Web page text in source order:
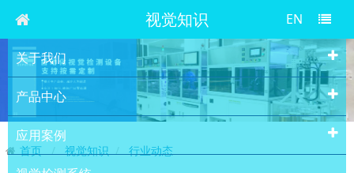
视觉知识 EN
关于我们
产品中心
应用案例
首页 视觉知识 行业动态